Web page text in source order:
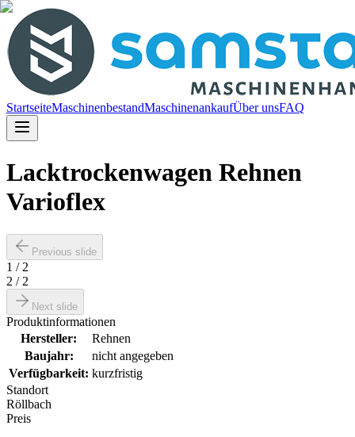
StartseiteMaschinenbestandMaschinenankaufÜber unsFAQ
Lacktrockenwagen Rehnen
Varioflex
Previous slide
1 / 2
2 / 2
Next slide
Produktinformationen
Hersteller:
Rehnen
Baujahr:
nicht angegeben
Verfügbarkeit: kurzfristig
Standort
Röllbach
Preis